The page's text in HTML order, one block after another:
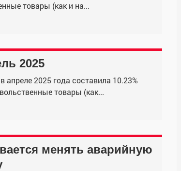
товары (как и на...
2025
2025 года составила 10.23%
товары (как...
менять аварийную